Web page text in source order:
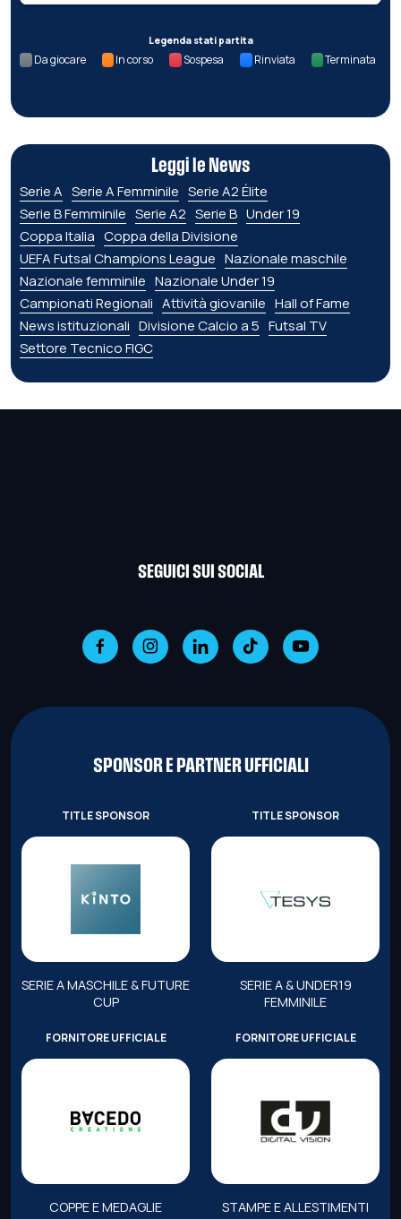
Legenda stati partita
Da giocare In corso Sospesa Rinviata Terminata
Leggi le News
Serie A Serie A Femminile Serie A2 Élite
Serie B Femminile Serie A2 Serie B Under 19
Coppa Italia Coppa della Divisione
UEFA Futsal Champions League Nazionale maschile
Nazionale femminile Nazionale Under 19
Campionati Regionali Attività giovanile Hall of Fame
News istituzionali Divisione Calcio a 5 Futsal TV
Settore Tecnico FIGC
SEGUICI SUI SOCIAL
SPONSOR E PARTNER UFFICIALI
TITLE SPONSOR
SERIE A MASCHILE & FUTURE
CUP
TITLE SPONSOR
SERIE A & UNDER19
FEMMINILE
FORNITORE UFFICIALE
COPPE E MEDAGLIE
FORNITORE UFFICIALE
STAMPE E ALLESTIMENTI